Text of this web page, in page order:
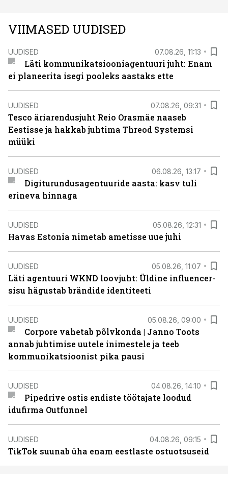
VIIMASED UUDISED
UUDISED 07.08.26, 11:13
Läti kommunikatsiooniagentuuri juht: Enam
ei planeerita isegi pooleks aastaks ette
UUDISED 07.08.26, 09:31
Tesco äriarendusjuht Reio Orasmäe naaseb
Eestisse ja hakkab juhtima Threod Systemsi
müüki
UUDISED 06.08.26, 13:17
Digiturundusagentuuride aasta: kasv tuli
erineva hinnaga
UUDISED 05.08.26, 12:31
Havas Estonia nimetab ametisse uue juhi
UUDISED 05.08.26, 11:07
Läti agentuuri WKND loovjuht: Üldine influencer-
sisu hägustab brändide identiteeti
UUDISED 05.08.26, 09:00
Corpore vahetab põlvkonda | Janno Toots
annab juhtimise uutele inimestele ja teeb
kommunikatsioonist pika pausi
UUDISED 04.08.26, 14:10
Pipedrive ostis endiste töötajate loodud
idufirma Outfunnel
UUDISED 04.08.26, 09:15
TikTok suunab üha enam eestlaste ostuotsuseid